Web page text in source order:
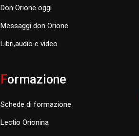
Don Orione oggi
Messaggi don Orione
Libri,audio e video
Formazione
Schede di formazione
Lectio Orionina